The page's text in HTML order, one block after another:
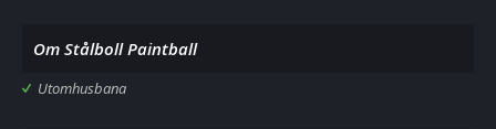
Om Stålboll Paintball
Utomhusbana